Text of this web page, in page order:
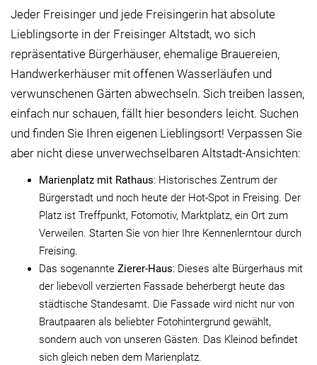
Jeder Freisinger und jede Freisingerin hat absolute
Lieblingsorte in der Freisinger Altstadt, wo sich
repräsentative Bürgerhäuser, ehemalige Brauereien,
Handwerkerhäuser mit offenen Wasserläufen und
verwunschenen Gärten abwechseln. Sich treiben lassen,
einfach nur schauen, fällt hier besonders leicht. Suchen
und finden Sie Ihren eigenen Lieblingsort! Verpassen Sie
aber nicht diese unverwechselbaren Altstadt-Ansichten:
Marienplatz mit Rathaus: Historisches Zentrum der
Bürgerstadt und noch heute der Hot-Spot in Freising. Der
Platz ist Treffpunkt, Fotomotiv, Marktplatz, ein Ort zum
Verweilen. Starten Sie von hier Ihre Kennenlerntour durch
Freising.
Das sogenannte Zierer-Haus: Dieses alte Bürgerhaus mit
der liebevoll verzierten Fassade beherbergt heute das
städtische Standesamt. Die Fassade wird nicht nur von
Brautpaaren als beliebter Fotohintergrund gewählt,
sondern auch von unseren Gästen. Das Kleinod befindet
sich gleich neben dem Marienplatz.